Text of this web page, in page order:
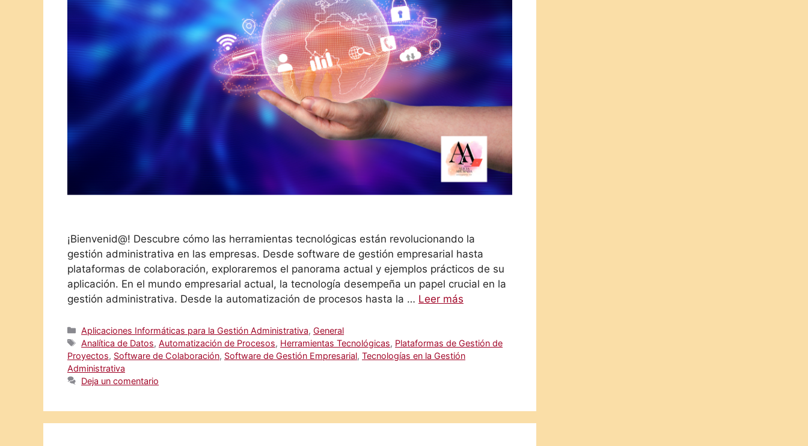
¡Bienvenid@! Descubre cómo las herramientas tecnológicas están revolucionando la
gestión administrativa en las empresas. Desde software de gestión empresarial hasta
plataformas de colaboración, exploraremos el panorama actual y ejemplos prácticos de su
aplicación. En el mundo empresarial actual, la tecnología desempeña un papel crucial en la
gestión administrativa. Desde la automatización de procesos hasta la … Leer más
Categorías
Aplicaciones Informáticas para la Gestión Administrativa,General
Etiquetas
Analítica de Datos,Automatización de Procesos, Herramientas Tecnológicas, Plataformas de Gestión de
Proyectos, Software de Colaboración, Software de Gestión Empresarial, Tecnologías en la Gestión
Administrativa
Deja un comentario